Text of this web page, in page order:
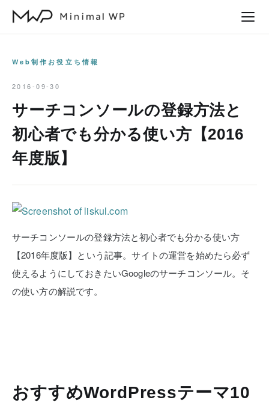
Web制作お役立ち情報
2016-09-30
サーチコンソールの登録方法と
初心者でも分かる使い方【2016
年度版】
サーチコンソールの登録方法と初心者でも分かる使い方
【2016年度版】という記事。サイトの運営を始めたら必ず
使えるようにしておきたいGoogleのサーチコンソール。そ
の使い方の解説です。
おすすめWordPressテーマ10